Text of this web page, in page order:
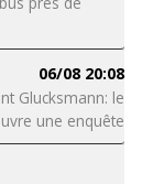
06/08 20:08
Glucksmann: le
une enquête